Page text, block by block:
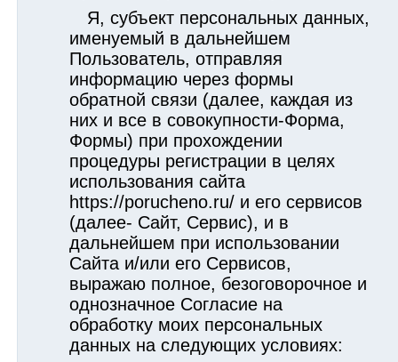
Я, субъект персональных данных,
именуемый в дальнейшем
Пользователь, отправляя
информацию через формы
обратной связи (далее, каждая из
них и все в совокупности-Форма,
Формы) при прохождении
процедуры регистрации в целях
использования сайта
https://porucheno.ru/ и его сервисов
(далее- Сайт, Сервис), и в
дальнейшем при использовании
Сайта и/или его Сервисов,
выражаю полное, безоговорочное и
однозначное Согласие на
обработку моих персональных
данных на следующих условиях: